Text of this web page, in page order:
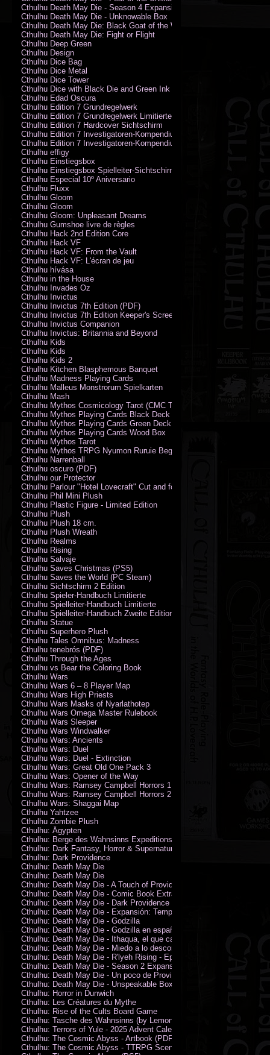
Cthulhu Death May Die - Season 4 Expansion
Cthulhu Death May Die - Unknowable Box
Cthulhu Death May Die: Black Goat of the Woods
Cthulhu Death May Die: Fight or Flight
Cthulhu Deep Green
Cthulhu Design
Cthulhu Dice Bag
Cthulhu Dice Metal
Cthulhu Dice Tower
Cthulhu Dice with Black Die and Green Ink
Cthulhu Edad Oscura
Cthulhu Edition 7 Grundregelwerk
Cthulhu Edition 7 Grundregelwerk Limitierte Edition
Cthulhu Edition 7 Hardcover Sichtschirm
Cthulhu Edition 7 Investigatoren-Kompendium
Cthulhu Edition 7 Investigatoren-Kompendium Limitierte Edition
Cthulhu effigy
Cthulhu Einstiegsbox
Cthulhu Einstiegsbox Spielleiter-Sichtschirm
Cthulhu Especial 10º Aniversario
Cthulhu Fluxx
Cthulhu Gloom
Cthulhu Gloom
Cthulhu Gloom: Unpleasant Dreams
Cthulhu Gumshoe livre de règles
Cthulhu Hack 2nd Edition Core
Cthulhu Hack VF
Cthulhu Hack VF: From the Vault
Cthulhu Hack VF: L'écran de jeu
Cthulhu hívása
Cthulhu in the House
Cthulhu Invades Oz
Cthulhu Invictus
Cthulhu Invictus 7th Edition (PDF)
Cthulhu Invictus 7th Edition Keeper's Screen
Cthulhu Invictus Companion
Cthulhu Invictus: Britannia and Beyond
Cthulhu Kids
Cthulhu Kids
Cthulhu Kids 2
Cthulhu Kitchen Blasphemous Banquet
Cthulhu Madness Playing Cards
Cthulhu Malleus Monstrorum Spielkarten
Cthulhu Mash
Cthulhu Mythos Cosmicology Tarot (CMC Tarot - Old Whispers)
Cthulhu Mythos Playing Cards Black Deck
Cthulhu Mythos Playing Cards Green Deck
Cthulhu Mythos Playing Cards Wood Box
Cthulhu Mythos Tarot
Cthulhu Mythos TRPG Nyumon Ruruie Beginners
Cthulhu Narrenball
Cthulhu oscuro (PDF)
Cthulhu our Protector
Cthulhu Parlour "Hotel Lovecraft" Cut and fold Game-Cards
Cthulhu Phil Mini Plush
Cthulhu Plastic Figure - Limited Edition
Cthulhu Plush
Cthulhu Plush 18 cm.
Cthulhu Plush Wreath
Cthulhu Realms
Cthulhu Rising
Cthulhu Salvaje
Cthulhu Saves Christmas (PS5)
Cthulhu Saves the World (PC Steam)
Cthulhu Sichtschirm 2 Edition
Cthulhu Spieler-Handbuch Limitierte
Cthulhu Spielleiter-Handbuch Limitierte
Cthulhu Spielleiter-Handbuch Zweite Edition
Cthulhu Statue
Cthulhu Superhero Plush
Cthulhu Tales Omnibus: Madness
Cthulhu tenebrós (PDF)
Cthulhu Through the Ages
Cthulhu vs Bear the Coloring Book
Cthulhu Wars
Cthulhu Wars 6 – 8 Player Map
Cthulhu Wars High Priests
Cthulhu Wars Masks of Nyarlathotep
Cthulhu Wars Omega Master Rulebook
Cthulhu Wars Sleeper
Cthulhu Wars Windwalker
Cthulhu Wars: Ancients
Cthulhu Wars: Duel
Cthulhu Wars: Duel - Extinction
Cthulhu Wars: Great Old One Pack 3
Cthulhu Wars: Opener of the Way
Cthulhu Wars: Ramsey Campbell Horrors 1
Cthulhu Wars: Ramsey Campbell Horrors 2
Cthulhu Wars: Shaggai Map
Cthulhu Yahtzee
Cthulhu Zombie Plush
Cthulhu: Ägypten
Cthulhu: Berge des Wahnsinns Expeditionspack
Cthulhu: Dark Fantasy, Horror & Supernatural Movies
Cthulhu: Dark Providence
Cthulhu: Death May Die
Cthulhu: Death May Die
Cthulhu: Death May Die - A Touch of Providence
Cthulhu: Death May Die - Comic Book Extras vol. 2
Cthulhu: Death May Die - Dark Providence Investigators
Cthulhu: Death May Die - Expansión: Temporada 2
Cthulhu: Death May Die - Godzilla
Cthulhu: Death May Die - Godzilla en español
Cthulhu: Death May Die - Ithaqua, el que camina en el viento
Cthulhu: Death May Die - Miedo a lo desconocido
Cthulhu: Death May Die - R'lyeh Rising - Epic Episode
Cthulhu: Death May Die - Season 2 Expansion
Cthulhu: Death May Die - Un poco de Providence
Cthulhu: Death May Die - Unspeakable Box
Cthulhu: Horror in Dunwich
Cthulhu: Les Créatures du Mythe
Cthulhu: Rise of the Cults Board Game
Cthulhu: Tasche des Wahnsinns (by Lemonfish)
Cthulhu: Terrors of Yule - 2025 Advent Calendar
Cthulhu: The Cosmic Abyss - Artbook (PDF)
Cthulhu: The Cosmic Abyss - TTRPG Scenario - Arkham Horror (PDF)